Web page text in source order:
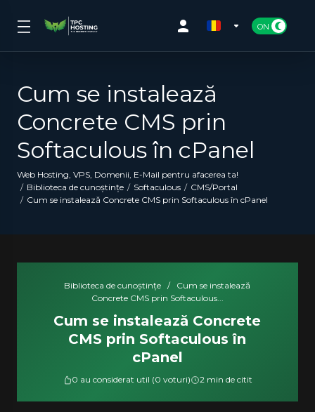
Cum se instalează
Concrete CMS prin
Softaculous în cPanel
Web Hosting, VPS, Domenii, E-Mail pentru afacerea ta!
Biblioteca de cunoștințe
Softaculous
CMS/Portal
Cum se instalează Concrete CMS prin Softaculous în cPanel
Biblioteca de cunoștințe /
Cum se instalează
Concrete CMS prin Softaculous...
Cum se instalează Concrete
CMS prin Softaculous în
cPanel
0 au considerat util (0 voturi) 2 min de citit